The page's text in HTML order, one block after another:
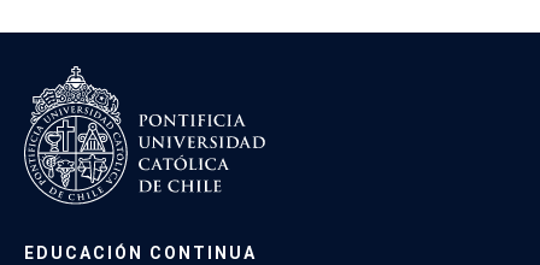
EDUCACIÓN CONTINUA